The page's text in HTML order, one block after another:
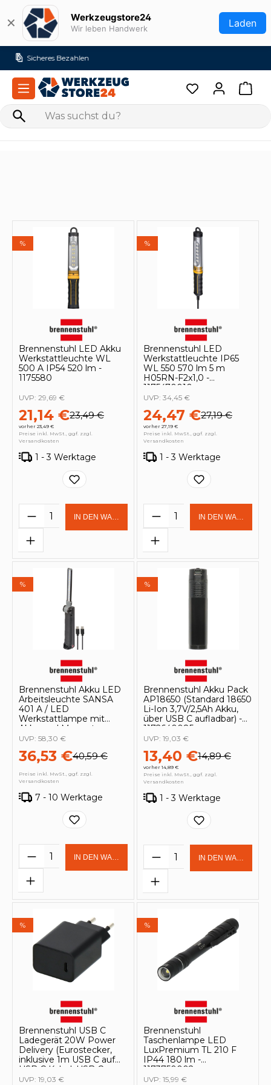
Zum Hauptinhalt springen
✕ Werkzeugstore24
Wir leben Handwerk Laden
Versandkostenfrei ab 99€ (DE)
%
Brennenstuhl LED Akku
Werkstattleuchte WL
500 A IP54 520 lm -
1175580
21,14 €23,49 €
vorher 23,49 €
UVP: 29,69 €
Preise inkl. MwSt., ggf. zzgl.
Versandkosten
1 - 3 Werktage
Produkt Anzahl: Gib den
IN DEN WARENKORB
%
Brennenstuhl LED
Werkstattleuchte IP65
WL 550 570 lm 5 m
H05RN-F2x1,0 -
1175470010
24,47 €27,19 €
vorher 27,19 €
UVP: 34,45 €
Preise inkl. MwSt., ggf. zzgl.
Versandkosten
1 - 3 Werktage
Produkt Anzahl:
IN DEN
%
Brennenstuhl Akku LED
Arbeitsleuchte SANSA
401 A / LED
Werkstattlampe mit
Akku und Magnet -
1177370010
36,53 €40,59 €
UVP: 58,30 €
Preise inkl. MwSt., ggf. zzgl.
Versandkosten
7 - 10 Werktage
Produkt Anzahl: Gib den
IN DEN WARENKORB
%
Brennenstuhl Akku Pack
AP18650 (Standard 18650
Li-Ion 3,7V/2,5Ah Akku,
über USB C aufladbar) -
1172640085
13,40 €14,89 €
vorher 14,89 €
UVP: 19,03 €
Preise inkl. MwSt., ggf. zzgl.
Versandkosten
1 - 3 Werktage
Produkt Anzahl:
IN DEN
%
Brennenstuhl USB C
Ladegerät 20W Power
Delivery (Eurostecker,
inklusive 1m USB C auf
USB C Kabel, USB C
Lade-Netzteil) -
UVP: 19,03 €
%
Brennenstuhl
Taschenlampe LED
LuxPremium TL 210 F
IP44 180 lm -
1173750002
UVP: 15,99 €